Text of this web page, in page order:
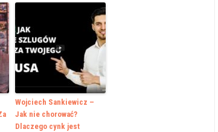
Wojciech Sankiewicz –
Jak nie chorować?
Dlaczego cynk jest